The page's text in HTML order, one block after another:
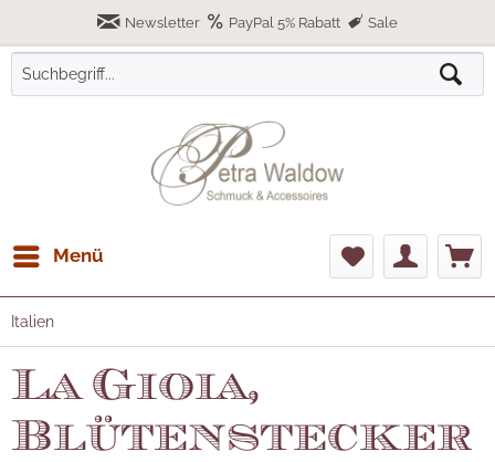
Newsletter PayPal 5% Rabatt Sale
Menü
Italien
La Gioia,
Blütenstecker